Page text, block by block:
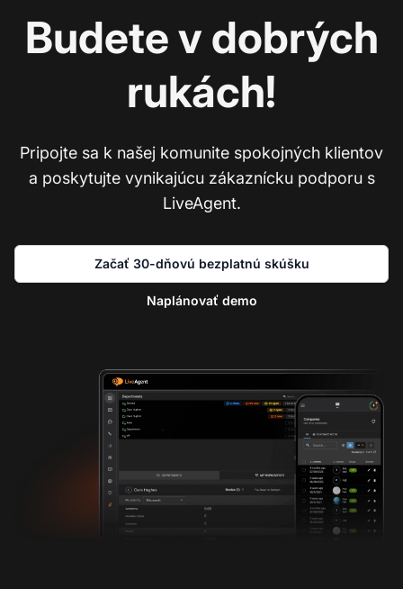
Budete v dobrých
rukách!
Pripojte sa k našej komunite spokojných klientov
a poskytujte vynikajúcu zákaznícku podporu s
LiveAgent.
Začať 30-dňovú bezplatnú skúšku
Naplánovať demo